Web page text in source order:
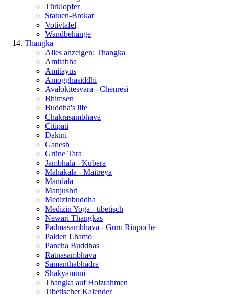
Türklopfer
Statuen-Brokat
Votivtafel
Wandbehänge
Thangka
Alles anzeigen: Thangka
Amitabha
Amitayus
Amogghasiddhi
Avalokitesvara - Chenresi
Bhimsen
Buddha's life
Chakrasambhava
Citipati
Dakini
Ganesh
Grüne Tara
Jambhala - Kubera
Mahakala - Maitreya
Mandala
Manjushri
Medizinbuddha
Medizin Yoga - tibetisch
Newari Thangkas
Padmasambhava - Guru Rinpoche
Palden Lhamo
Pancha Buddhas
Ratnasambhava
Samanthabhadra
Shakyamuni
Thangka auf Holzrahmen
Tibetischer Kalender